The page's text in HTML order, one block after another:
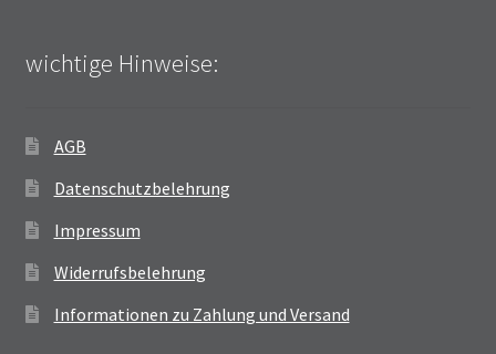
wichtige Hinweise:
AGB
Datenschutzbelehrung
Impressum
Widerrufsbelehrung
Informationen zu Zahlung und Versand